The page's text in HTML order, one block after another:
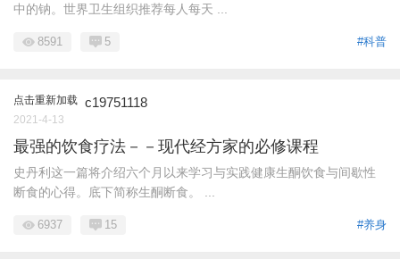
中的钠。世界卫生组织推荐每人每天 ...
#科普
8591 5
点击重新加载 c19751118
2021-4-13
最强的饮食疗法－－现代经方家的必修课程
史丹利这一篇将介绍六个月以来学习与实践健康生酮饮食与间歇性
断食的心得。底下简称生酮断食。 ...
#养身
6937 15